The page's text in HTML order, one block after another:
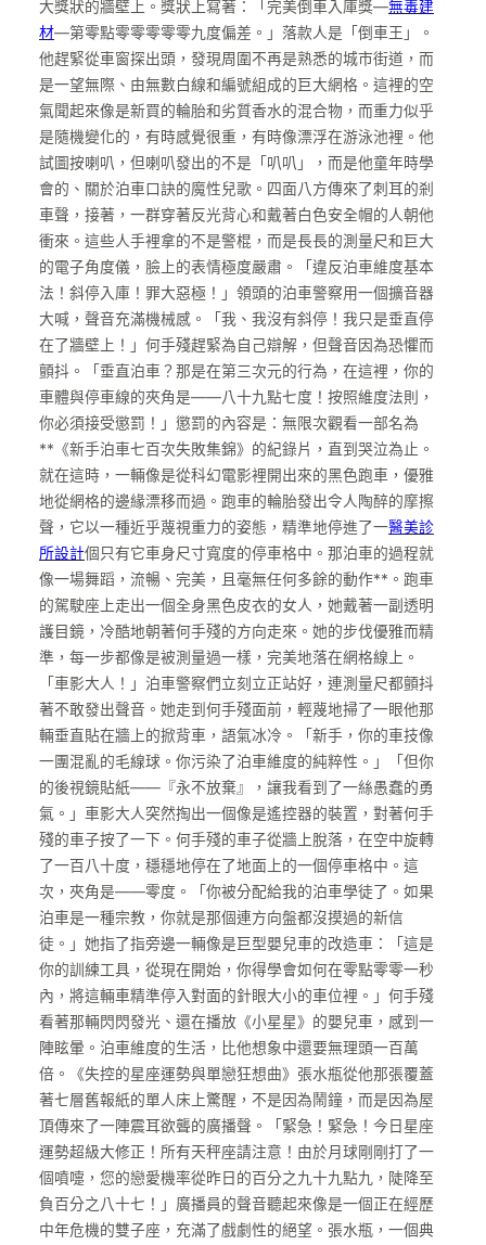
大獎狀的牆壁上。獎狀上寫著：「完美倒車入庫獎—無毒建
材—第零點零零零零零九度偏差。」落款人是「倒車王」。
他趕緊從車窗探出頭，發現周圍不再是熟悉的城市街道，而
是一望無際、由無數白線和編號組成的巨大網格。這裡的空
氣聞起來像是新買的輪胎和劣質香水的混合物，而重力似乎
是隨機變化的，有時感覺很重，有時像漂浮在游泳池裡。他
試圖按喇叭，但喇叭發出的不是「叭叭」，而是他童年時學
會的、關於泊車口訣的魔性兒歌。四面八方傳來了刺耳的剎
車聲，接著，一群穿著反光背心和戴著白色安全帽的人朝他
衝來。這些人手裡拿的不是警棍，而是長長的測量尺和巨大
的電子角度儀，臉上的表情極度嚴肅。「違反泊車維度基本
法！斜停入庫！罪大惡極！」領頭的泊車警察用一個擴音器
大喊，聲音充滿機械感。「我、我沒有斜停！我只是垂直停
在了牆壁上！」何手殘趕緊為自己辯解，但聲音因為恐懼而
顫抖。「垂直泊車？那是在第三次元的行為，在這裡，你的
車體與停車線的夾角是——八十九點七度！按照維度法則，
你必須接受懲罰！」懲罰的內容是：無限次觀看一部名為
**《新手泊車七百次失敗集錦》的紀錄片，直到哭泣為止。
就在這時，一輛像是從科幻電影裡開出來的黑色跑車，優雅
地從網格的邊緣漂移而過。跑車的輪胎發出令人陶醉的摩擦
聲，它以一種近乎蔑視重力的姿態，精準地停進了一醫美診
所設計個只有它車身尺寸寬度的停車格中。那泊車的過程就
像一場舞蹈，流暢、完美，且毫無任何多餘的動作**。跑車
的駕駛座上走出一個全身黑色皮衣的女人，她戴著一副透明
護目鏡，冷酷地朝著何手殘的方向走來。她的步伐優雅而精
準，每一步都像是被測量過一樣，完美地落在網格線上。
「車影大人！」泊車警察們立刻立正站好，連測量尺都顫抖
著不敢發出聲音。她走到何手殘面前，輕蔑地掃了一眼他那
輛垂直貼在牆上的掀背車，語氣冰冷。「新手，你的車技像
一團混亂的毛線球。你污染了泊車維度的純粹性。」「但你
的後視鏡貼紙——『永不放棄』，讓我看到了一絲愚蠢的勇
氣。」車影大人突然掏出一個像是遙控器的裝置，對著何手
殘的車子按了一下。何手殘的車子從牆上脫落，在空中旋轉
了一百八十度，穩穩地停在了地面上的一個停車格中。這
次，夾角是——零度。「你被分配給我的泊車學徒了。如果
泊車是一種宗教，你就是那個連方向盤都沒摸過的新信
徒。」她指了指旁邊一輛像是巨型嬰兒車的改造車：「這是
你的訓練工具，從現在開始，你得學會如何在零點零零一秒
內，將這輛車精準停入對面的針眼大小的車位裡。」何手殘
看著那輛閃閃發光、還在播放《小星星》的嬰兒車，感到一
陣眩暈。泊車維度的生活，比他想象中還要無理頭一百萬
倍。《失控的星座運勢與單戀狂想曲》張水瓶從他那張覆蓋
著七層舊報紙的單人床上驚醒，不是因為鬧鐘，而是因為屋
頂傳來了一陣震耳欲聾的廣播聲。「緊急！緊急！今日星座
運勢超級大修正！所有天秤座請注意！由於月球剛剛打了一
個噴嚏，您的戀愛機率從昨日的百分之九十九點九，陡降至
負百分之八十七！」廣播員的聲音聽起來像是一個正在經歷
中年危機的雙子座，充滿了戲劇性的絕望。張水瓶，一個典